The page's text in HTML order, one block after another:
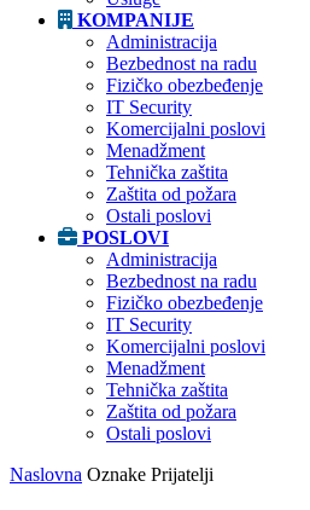
KOMPANIJE
Administracija
Bezbednost na radu
Fizičko obezbeđenje
IT Security
Komercijalni poslovi
Menadžment
Tehnička zaštita
Zaštita od požara
Ostali poslovi
POSLOVI
Administracija
Bezbednost na radu
Fizičko obezbeđenje
IT Security
Komercijalni poslovi
Menadžment
Tehnička zaštita
Zaštita od požara
Ostali poslovi
Naslovna Oznake Prijatelji